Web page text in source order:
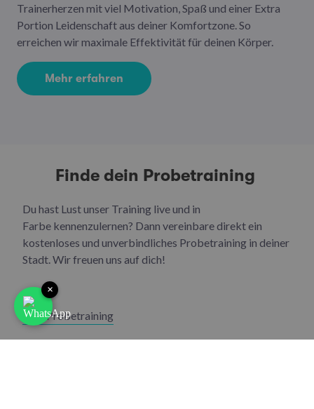
Trainerherzen mit viel Motivation, Spaß und einer Extra
Portion Leidenschaft aus deiner Komfortzone. So
erreichen wir maximale Effektivität für deinen Körper.
Mehr erfahren
Finde dein Probetraining
Du hast Lust unser Training live und in
Farbe kennenzulernen? Dann vereinbare direkt ein
kostenloses und unverbindliches Probetraining in deiner
Stadt. Wir freuen uns auf dich!
Zum Probetraining
×